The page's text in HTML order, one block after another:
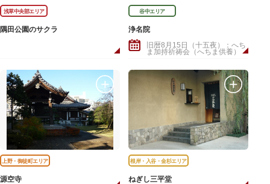
浅草中央部エリア
隅田公園のサクラ
谷中エリア
浄名院
旧暦8月15日（十五夜）：へち
ま加持祈祷会（へちま供養）
上野・御徒町エリア
源空寺
根岸・入谷・金杉エリア
ねぎし三平堂